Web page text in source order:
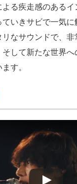
る疾走感のあるイ
いきサビで一気
なサウンドで、
して新たな世界
す。